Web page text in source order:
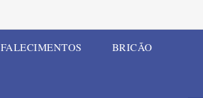
FALECIMENTOS BRICÃO